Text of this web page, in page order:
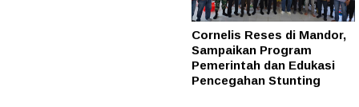
Cornelis Reses di Mandor,
Sampaikan Program
Pemerintah dan Edukasi
Pencegahan Stunting